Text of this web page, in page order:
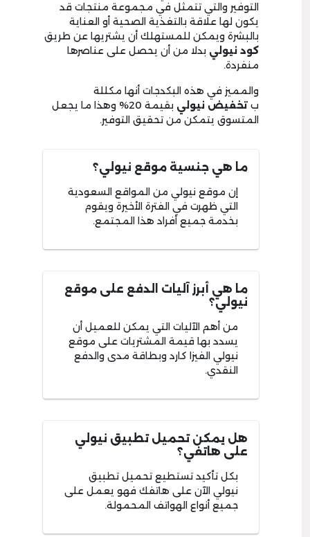
التوفير والتي تتمثل في مجموعة منتجات قد
يكون لها علاقة بالتغذية الصحية أو العناية
بالبشرة ويمكن للمستهلك أن يشتريها عن طريق
كود نيولي بدلا من أن يحصل على عناصرها
منفردة.
والمميز في هذه البكدجات أنها مكللة
ب تخفيض نيولي
بقيمة 20% وهذا ما يجعل
المتسوق يتمكن من تحقيق التوفير.
ما هي جنسية موقع نيولي؟
إن موقع نيولي من المواقع السعودية
التي ظهرت في الفترة الأخيرة ويقوم
بخدمة جميع أفراد هذا المجتمع.
ما هي أبرز آليات الدفع على موقع
نيولي؟
من أهم الآليات التي يمكن للعميل أن
يسدد بها قيمة المشتريات على موقع
نيولي الفيزا كارد وبطاقة مدى والدفع
النقدي.
هل يمكن تحميل تطبيق نيولي
على هاتفي؟
بكل تأكيد تستطيع تحميل تطبيق
نيولي الآن على هاتفك فهو يعمل على
جميع أنواع الهواتف المحمولة.